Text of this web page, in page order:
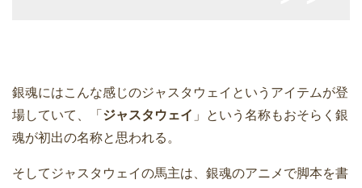
銀魂にはこんな感じのジャスタウェイというアイテムが登
場していて、「 ジャスタウェイ 」という名称もおそらく銀
魂が初出の名称と思われる。
そしてジャスタウェイの馬主は、銀魂のアニメで脚本を書